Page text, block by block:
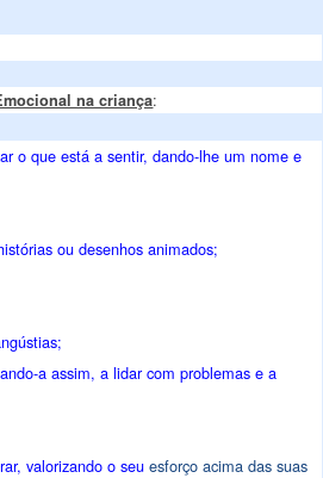
na criança:
o que está a sentir, dando-lhe um nome e
ou desenhos animados;
a assim, a lidar com problemas e a
valorizando o seu esforço acima das suas